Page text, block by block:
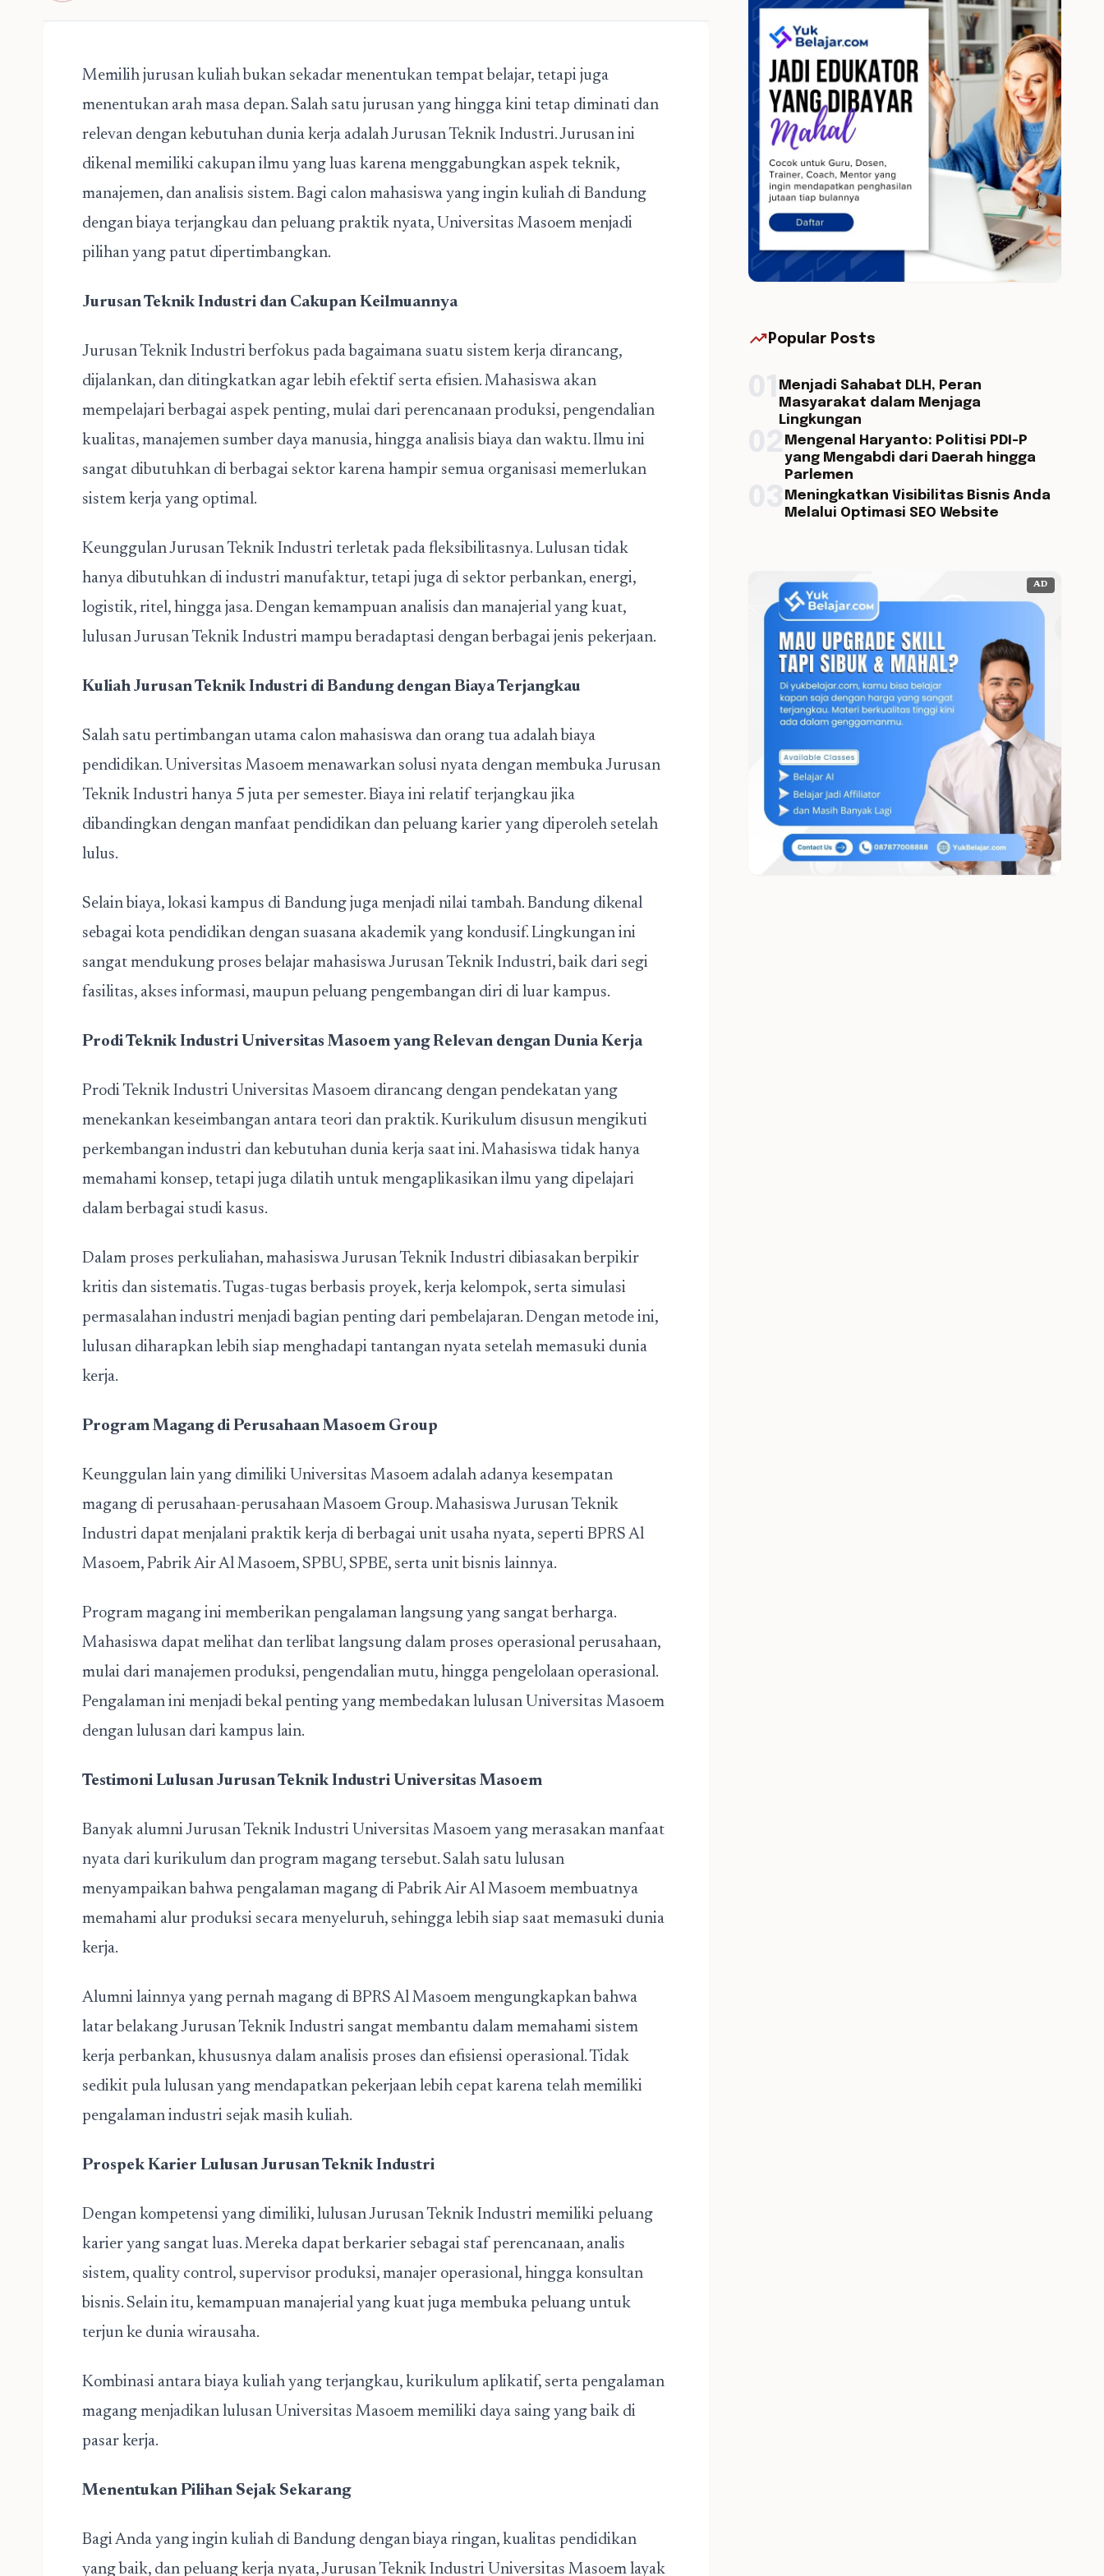
Memilih jurusan kuliah bukan sekadar menentukan tempat belajar, tetapi juga
menentukan arah masa depan. Salah satu jurusan yang hingga kini tetap diminati dan
relevan dengan kebutuhan dunia kerja adalahJurusan Teknik Industri. Jurusan ini
dikenal memiliki cakupan ilmu yang luas karena menggabungkan aspek teknik,
manajemen, dan analisis sistem. Bagi calon mahasiswa yang ingin kuliah di Bandung
dengan biaya terjangkau dan peluang praktik nyata, Universitas Masoem menjadi
pilihan yang patut dipertimbangkan.
Jurusan Teknik Industri dan Cakupan Keilmuannya
Jurusan Teknik Industri berfokus pada bagaimana suatu sistem kerja dirancang,
dijalankan, dan ditingkatkan agar lebih efektif serta efisien. Mahasiswa akan
mempelajari berbagai aspek penting, mulai dari perencanaan produksi, pengendalian
kualitas, manajemen sumber daya manusia, hingga analisis biaya dan waktu. Ilmu ini
sangat dibutuhkan di berbagai sektor karena hampir semua organisasi memerlukan
sistem kerja yang optimal.
Keunggulan Jurusan Teknik Industri terletak pada fleksibilitasnya. Lulusan tidak
hanya dibutuhkan di industri manufaktur, tetapi juga di sektor perbankan, energi,
logistik, ritel, hingga jasa. Dengan kemampuan analisis dan manajerial yang kuat,
lulusan Jurusan Teknik Industri mampu beradaptasi dengan berbagai jenis pekerjaan.
Kuliah Jurusan Teknik Industri di Bandung dengan Biaya Terjangkau
Salah satu pertimbangan utama calon mahasiswa dan orang tua adalah biaya
pendidikan. Universitas Masoem menawarkan solusi nyata dengan membukaJurusan
Teknik Industri hanya 5 juta per semester. Biaya ini relatif terjangkau jika
dibandingkan dengan manfaat pendidikan dan peluang karier yang diperoleh setelah
lulus.
Selain biaya, lokasi kampus di Bandung juga menjadi nilai tambah. Bandung dikenal
sebagai kota pendidikan dengan suasana akademik yang kondusif. Lingkungan ini
sangat mendukung proses belajar mahasiswa Jurusan Teknik Industri, baik dari segi
fasilitas, akses informasi, maupun peluang pengembangan diri di luar kampus.
Prodi Teknik Industri Universitas Masoem yang Relevan dengan Dunia Kerja
Prodi Teknik Industri Universitas Masoem dirancang dengan pendekatan yang
menekankan keseimbangan antara teori dan praktik. Kurikulum disusun mengikuti
perkembangan industri dan kebutuhan dunia kerja saat ini. Mahasiswa tidak hanya
memahami konsep, tetapi juga dilatih untuk mengaplikasikan ilmu yang dipelajari
dalam berbagai studi kasus.
Dalam proses perkuliahan, mahasiswa Jurusan Teknik Industri dibiasakan berpikir
kritis dan sistematis. Tugas-tugas berbasis proyek, kerja kelompok, serta simulasi
permasalahan industri menjadi bagian penting dari pembelajaran. Dengan metode ini,
lulusan diharapkan lebih siap menghadapi tantangan nyata setelah memasuki dunia
kerja.
Program Magang di Perusahaan Masoem Group
Keunggulan lain yang dimiliki Universitas Masoem adalah adanya kesempatan
magang di perusahaan-perusahaan Masoem Group. Mahasiswa Jurusan Teknik
Industri dapat menjalani praktik kerja di berbagai unit usaha nyata, seperti BPRS Al
Masoem, Pabrik Air Al Masoem, SPBU, SPBE, serta unit bisnis lainnya.
Program magang ini memberikan pengalaman langsung yang sangat berharga.
Mahasiswa dapat melihat dan terlibat langsung dalam proses operasional perusahaan,
mulai dari manajemen produksi, pengendalian mutu, hingga pengelolaan operasional.
Pengalaman ini menjadi bekal penting yang membedakan lulusan Universitas Masoem
dengan lulusan dari kampus lain.
Testimoni Lulusan Jurusan Teknik Industri Universitas Masoem
Banyak alumni Jurusan Teknik Industri Universitas Masoem yang merasakan manfaat
nyata dari kurikulum dan program magang tersebut. Salah satu lulusan
menyampaikan bahwa pengalaman magang di Pabrik Air Al Masoem membuatnya
memahami alur produksi secara menyeluruh, sehingga lebih siap saat memasuki dunia
kerja.
Alumni lainnya yang pernah magang di BPRS Al Masoem mengungkapkan bahwa
latar belakang Jurusan Teknik Industri sangat membantu dalam memahami sistem
kerja perbankan, khususnya dalam analisis proses dan efisiensi operasional. Tidak
sedikit pula lulusan yang mendapatkan pekerjaan lebih cepat karena telah memiliki
pengalaman industri sejak masih kuliah.
Prospek Karier Lulusan Jurusan Teknik Industri
Dengan kompetensi yang dimiliki, lulusanJurusan Teknik Industri memiliki peluang
karier yang sangat luas. Mereka dapat berkarier sebagai staf perencanaan, analis
sistem, quality control, supervisor produksi, manajer operasional, hingga konsultan
bisnis. Selain itu, kemampuan manajerial yang kuat juga membuka peluang untuk
terjun ke dunia wirausaha.
Kombinasi antara biaya kuliah yang terjangkau, kurikulum aplikatif, serta pengalaman
magang menjadikan lulusan Universitas Masoem memiliki daya saing yang baik di
pasar kerja.
Menentukan Pilihan Sejak Sekarang
Bagi Anda yang ingin kuliah di Bandung dengan biaya ringan, kualitas pendidikan
yang baik, dan peluang kerja nyata, Jurusan Teknik Industri Universitas Masoem layak
trending_up Popular Posts
Menjadi Sahabat DLH, Peran
Masyarakat dalam Menjaga
Lingkungan
Mengenal Haryanto: Politisi PDI-P
yang Mengabdi dari Daerah hingga
Parlemen
Meningkatkan Visibilitas Bisnis Anda
Melalui Optimasi SEO Website
AD